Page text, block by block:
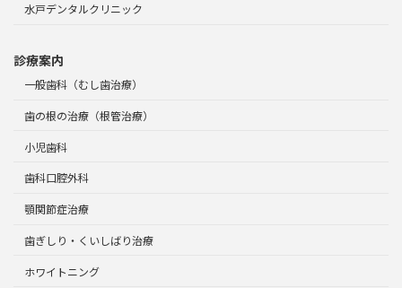
水戸デンタルクリニック
診療案内
一般歯科（むし歯治療）
歯の根の治療（根管治療）
小児歯科
歯科口腔外科
顎関節症治療
歯ぎしり・くいしばり治療
ホワイトニング